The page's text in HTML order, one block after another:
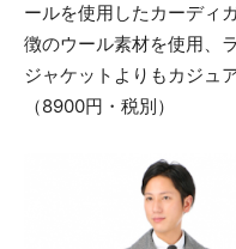
ールを使用したカーディ
徴のウール素材を使用、
ジャケットよりもカジュ
（8900円・税別）